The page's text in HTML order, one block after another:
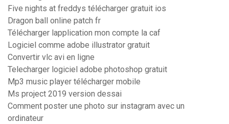
Five nights at freddys télécharger gratuit ios
Dragon ball online patch fr
Télécharger lapplication mon compte la caf
Logiciel comme adobe illustrator gratuit
Convertir vlc avi en ligne
Telecharger logiciel adobe photoshop gratuit
Mp3 music player télécharger mobile
Ms project 2019 version dessai
Comment poster une photo sur instagram avec un
ordinateur